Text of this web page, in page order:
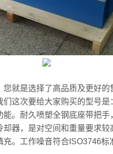
就是选择了高品质及更好
这次要给大家购买的型号
。耐久喷塑全钢底座带把
器，是对空间和重量要求
。工作噪音符合ISO3746